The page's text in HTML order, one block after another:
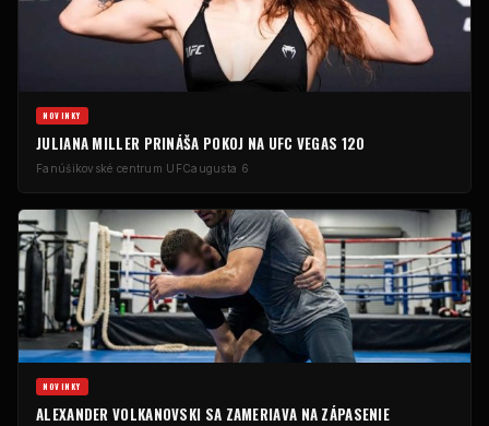
NOVINKY
JULIANA MILLER PRINÁŠA POKOJ NA UFC VEGAS 120
Fanúšikovské centrum UFCaugusta 6
NOVINKY
ALEXANDER VOLKANOVSKI SA ZAMERIAVA NA ZÁPASENIE